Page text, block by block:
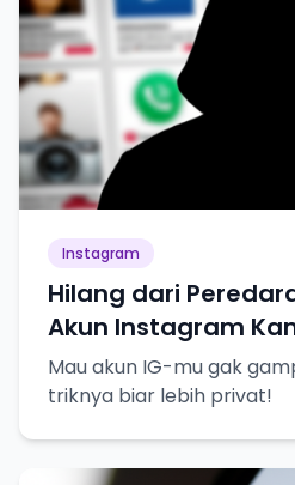
Instagram
Hilang dari
Akun Instagram
Mau akun IG-mu gak
triknya biar lebih privat!